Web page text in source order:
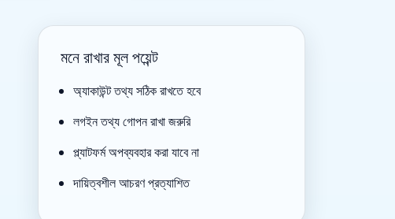
মনে রাখার মূল পয়েন্ট
অ্যাকাউন্ট তথ্য সঠিক রাখতে হবে
লগইন তথ্য গোপন রাখা জরুরি
প্ল্যাটফর্ম অপব্যবহার করা যাবে না
দায়িত্বশীল আচরণ প্রত্যাশিত